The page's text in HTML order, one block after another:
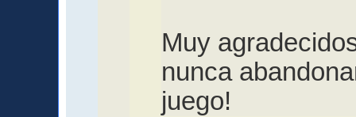
Muy
nunca
juego!